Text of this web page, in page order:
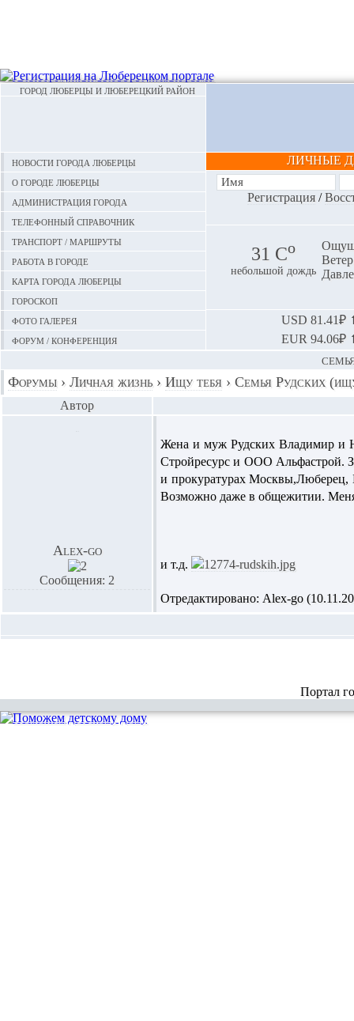
ГОРОД ЛЮБЕРЦЫ И ЛЮБЕРЕЦКИЙ РАЙОН
Новости города Люберцы
О городе Люберцы
Администрация города
Телефонный справочник
Транспорт / маршруты
Работа в городе
Карта города Люберцы
Гороскоп
Фото галерея
Форум / конференция
ЛИЧНЫЕ
Регистрация/
31 Сo
небольшой дождь
USD 81.41₽
EUR 94.06₽
Форумы › Личная жизнь › Ищу тебя › Семья Рудских
Автор
Alex-go
Сообщения: 2
Жена и муж Рудских Владимир и
Стройресурс и ООО Альфастрой.
и прокуратурах Москвы,Люберец,
Возможно даже в общежитии.
и т.д.
Отредактировано: Alex-go
Портал